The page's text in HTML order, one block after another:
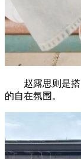
赵露思则是搭
的自在氛围。